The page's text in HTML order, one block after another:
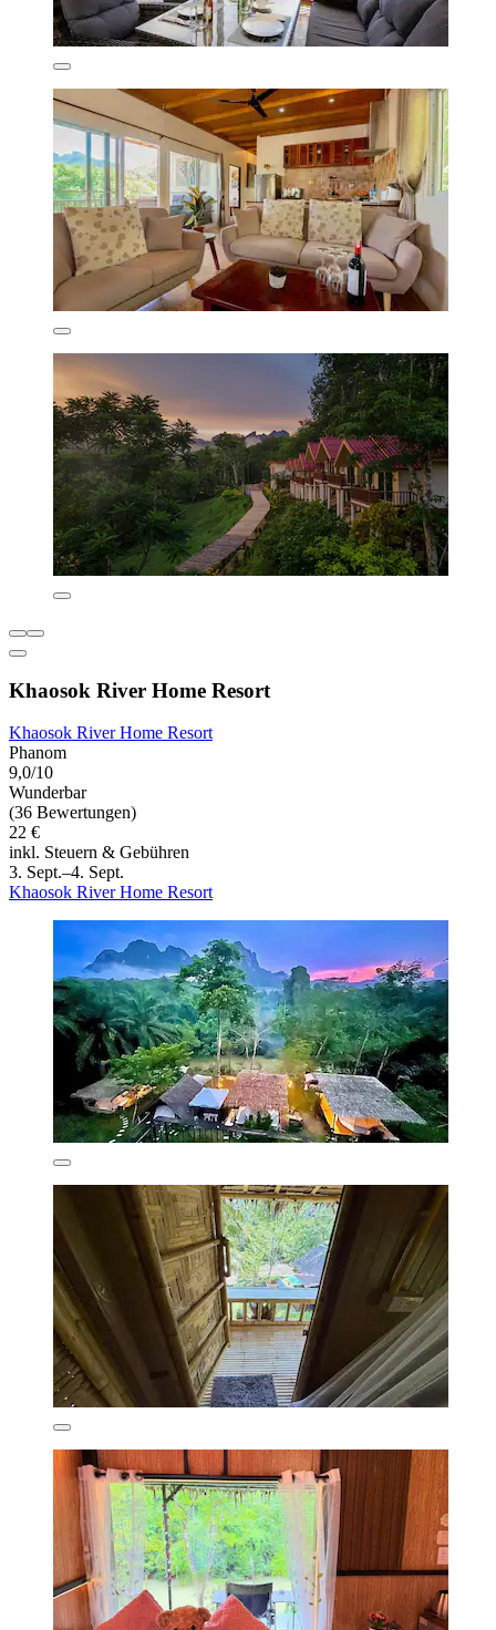
Khaosok River Home Resort
Khaosok River Home Resort
Phanom
9,0/10
Wunderbar
(36 Bewertungen)
22 €
inkl. Steuern & Gebühren
3. Sept.–4. Sept.
Khaosok River Home Resort